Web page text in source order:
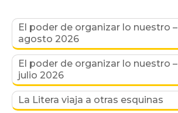
El poder de organizar lo nuestro –
agosto 2026
El poder de organizar lo nuestro –
julio 2026
La Litera viaja a otras esquinas